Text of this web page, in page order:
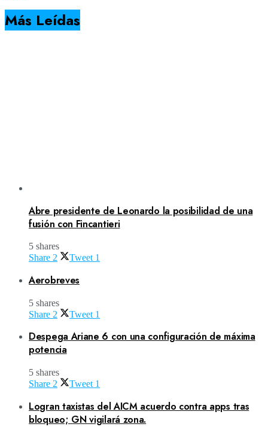
Más Leídas
Abre presidente de Leonardo la posibilidad de una
fusión con Fincantieri
5 shares
Share 2 Tweet 1
Aerobreves
5 shares
Share 2 Tweet 1
Despega Ariane 6 con una configuración de máxima
potencia
5 shares
Share 2 Tweet 1
Logran taxistas del AICM acuerdo contra apps tras
bloqueo; GN vigilará zona.